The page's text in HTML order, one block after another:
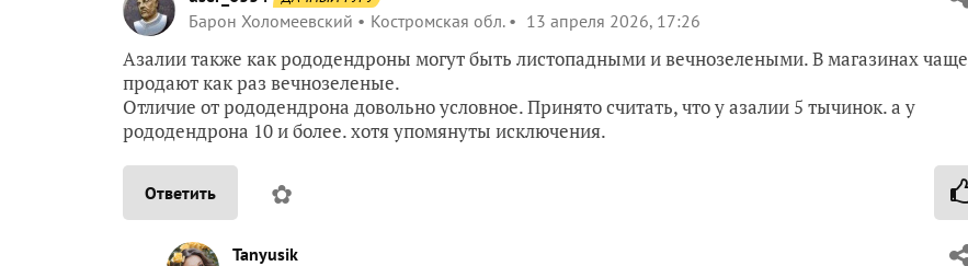
Барон Холомеевский Костромская обл. 13 апреля 2026, 17:26
Азалии также как рододендроны могут быть листопадными и вечнозелеными. В магазинах чаще
продают как раз вечнозеленые.
Отличие от рододендрона довольно условное. Принято считать, что у азалии 5 тычинок. а у
рододендрона 10 и более. хотя упомянуты исключения.
Ответить ✿
Tanyusik